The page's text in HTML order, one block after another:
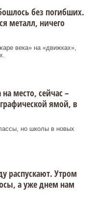
без погибших.
металл, ничего
века» на «движках»,
место, сейчас –
ямой, в
но школы в новых
распускают. Утром
а уже днем нам